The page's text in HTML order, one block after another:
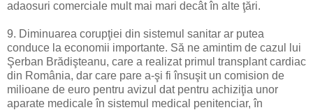
adaosuri comerciale mult mai mari decât în alte ţări.
9. Diminuarea corupţiei din sistemul sanitar ar putea
conduce la economii importante. Să ne amintim de cazul lui
Şerban Brădişteanu, care a realizat primul transplant cardiac
din România, dar care pare a-şi fi însuşit un comision de
milioane de euro pentru avizul dat pentru achiziţia unor
aparate medicale în sistemul medical penitenciar, în